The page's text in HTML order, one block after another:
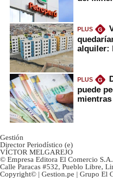
PLUS G
alquiler:
PLUS G
puede
Gestión
Director Periodístico (e)
VÍCTOR MELGAREJO
© Empresa Editora El Comercio S.A.
Calle Paracas #532, Pueblo Libre,
Copyright© | Gestion.pe | Grupo El